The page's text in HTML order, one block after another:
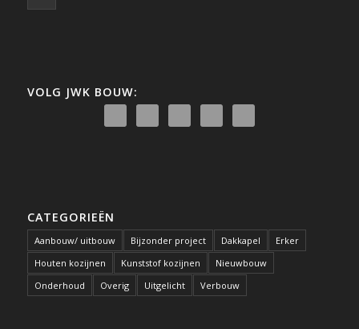
VOLG JWK BOUW:
CATEGORIEËN
Aanbouw/ uitbouw Bijzonder project Dakkapel
Erker
Houten kozijnen
Kunststof kozijnen
Nieuwbouw
Onderhoud
Overig Uitgelicht Verbouw